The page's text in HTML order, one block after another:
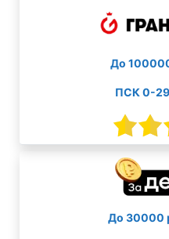
До
ПСК 0-
До 30000